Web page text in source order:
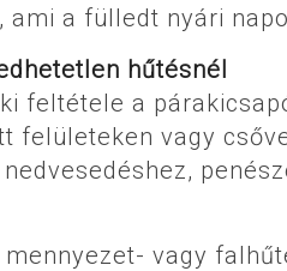
a fülledt nyári
hűtésnél
feltétele a
felületeken vagy
vagy